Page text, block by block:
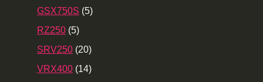
GSX750S (5)
RZ250 (5)
SRV250 (20)
VRX400 (14)